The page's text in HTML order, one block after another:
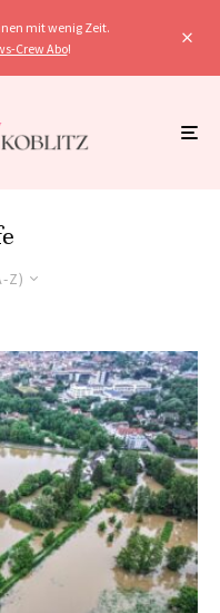
mit wenig Zeit.
Crew Abo!
Z)